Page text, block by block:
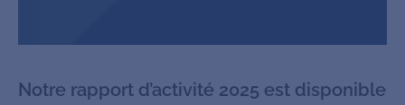
Notre rapport d’activité 2025 est disponible